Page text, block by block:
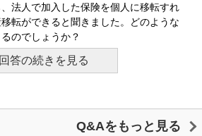
法人で加入した保険を個人に移転すれ
転ができると聞きました。どのような
のでしょうか？
回答の続きを見る
Q&Aをもっと見る